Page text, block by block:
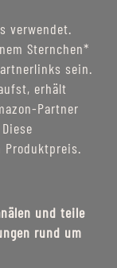
verwendet.
Sternchen*
sein.
erhält
Partner
Produktpreis.
und teile
rund um